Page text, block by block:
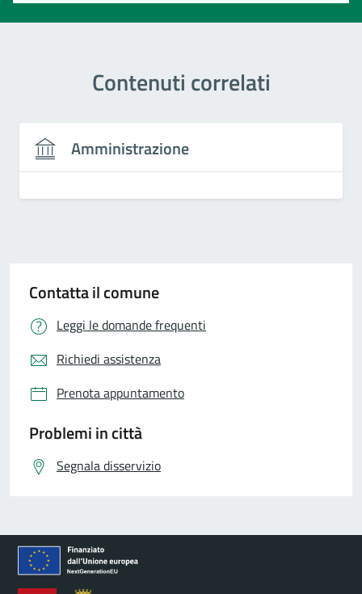
Contenuti correlati
Amministrazione
Contatta il comune
Leggi le domande frequenti
Richiedi assistenza
Prenota appuntamento
Problemi in città
Segnala disservizio